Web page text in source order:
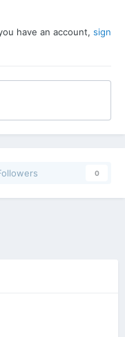
have an account, sign
0